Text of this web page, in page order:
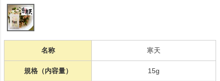
名称 寒天
規格（内容量） 15g